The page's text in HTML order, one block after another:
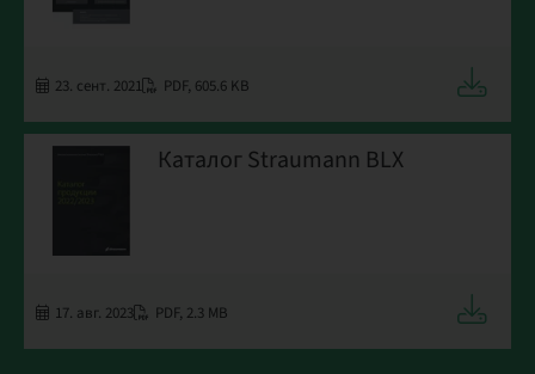
23. сент. 2021 PDF, 605.6 KB
Каталог Straumann BLX
17. авг. 2023 PDF, 2.3 MB